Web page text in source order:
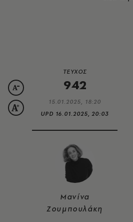
ΤΕΥΧΟΣ
942
15.01.2025, 18:20
UPD 16.01.2025, 20:03
Μανίνα
Ζουμπουλάκη